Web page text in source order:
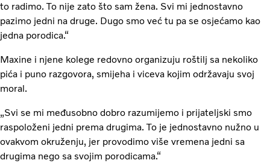
to radimo. To nije zato što sam žena. Svi mi jednostavno
pazimo jedni na druge. Dugo smo već tu pa se osjećamo kao
jedna porodica.“
Maxine i njene kolege redovno organizuju roštilj sa nekoliko
pića i puno razgovora, smijeha i viceva kojim održavaju svoj
moral.
„Svi se mi međusobno dobro razumijemo i prijateljski smo
raspoloženi jedni prema drugima. To je jednostavno nužno u
ovakvom okruženju, jer provodimo više vremena jedni sa
drugima nego sa svojim porodicama.“